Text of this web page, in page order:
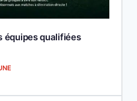
équipes qualifiées